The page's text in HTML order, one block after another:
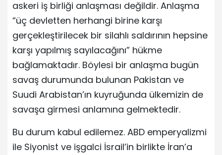
askeri iş birliği anlaşması değildir. Anlaşma
“üç devletten herhangi birine karşı
gerçekleştirilecek bir silahlı saldırının hepsine
karşı yapılmış sayılacağını” hükme
bağlamaktadır. Böylesi bir anlaşma bugün
savaş durumunda bulunan Pakistan ve
Suudi Arabistan’ın kuyruğunda ülkemizin de
savaşa girmesi anlamına gelmektedir.
Bu durum kabul edilemez. ABD emperyalizmi
ile Siyonist ve işgalci İsrail’in birlikte İran’a